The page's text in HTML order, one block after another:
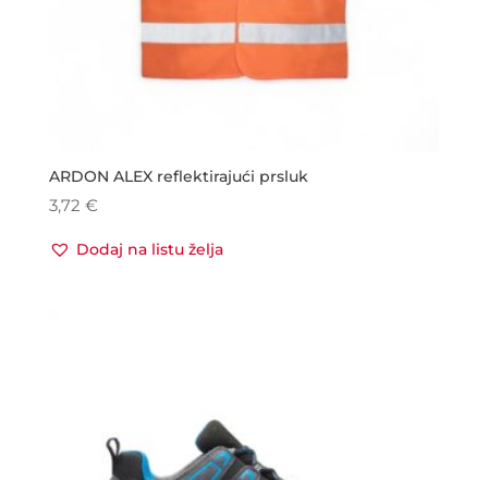
ARDON ALEX reflektirajući prsluk
3,72 €
Dodaj na listu želja